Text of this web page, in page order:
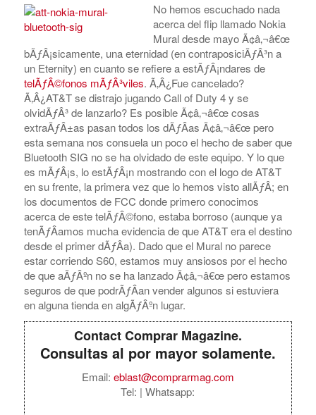
No hemos escuchado nada
acerca del flip llamado Nokia
Mural desde mayo Ã¢â‚¬â€œ
bÃƒÂ¡sicamente, una eternidad (en contraposiciÃƒÂ³n a
un Eternity) en cuanto se refiere a estÃƒÂ¡ndares de
telÃƒÂ©fonos mÃƒÂ³viles. Ã‚Â¿Fue cancelado?
Ã‚Â¿AT&T se distrajo jugando Call of Duty 4 y se
olvidÃƒÂ³ de lanzarlo? Es posible Ã¢â‚¬â€œ cosas
extraÃƒÂ±as pasan todos los dÃƒÂ­as Ã¢â‚¬â€œ pero
esta semana nos consuela un poco el hecho de saber que
Bluetooth SIG no se ha olvidado de este equipo. Y lo que
es mÃƒÂ¡s, lo estÃƒÂ¡n mostrando con el logo de AT&T
en su frente, la primera vez que lo hemos visto allÃƒÂ­; en
los documentos de FCC donde primero conocimos
acerca de este telÃƒÂ©fono, estaba borroso (aunque ya
tenÃƒÂ­amos mucha evidencia de que AT&T era el destino
desde el primer dÃƒÂ­a). Dado que el Mural no parece
estar corriendo S60, estamos muy ansiosos por el hecho
de que aÃƒÂºn no se ha lanzado Ã¢â‚¬â€œ pero estamos
seguros de que podrÃƒÂ­an vender algunos si estuviera
en alguna tienda en algÃƒÂºn lugar.
Contact Comprar Magazine.
Consultas al por mayor solamente.
Email: eblast@comprarmag.com
Tel: | Whatsapp: